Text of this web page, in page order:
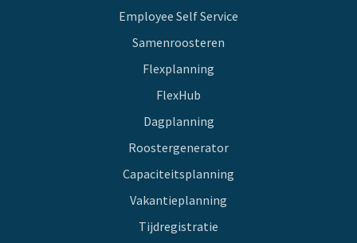
Employee Self Service
Samenroosteren
Flexplanning
FlexHub
Dagplanning
Roostergenerator
Capaciteitsplanning
Vakantieplanning
Tijdregistratie